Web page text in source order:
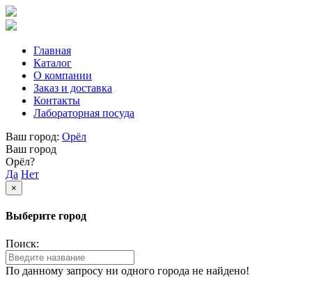
Главная
Каталог
О компании
Заказ и доставка
Контакты
Лабораторная посуда
Ваш город: Орёл
Ваш город
Орёл?
Да Нет
×
Выберите город
Поиск:
По данному запросу ни одного города не найдено!